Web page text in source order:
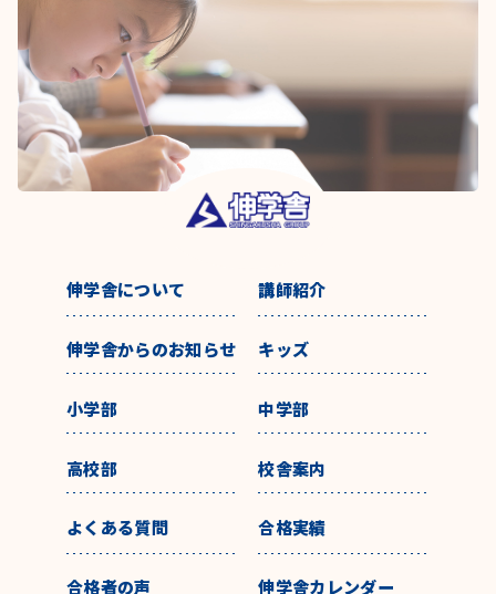
伸学舎について 講師紹介
伸学舎からのお知らせ キッズ
小学部 中学部
高校部 校舎案内
よくある質問 合格実績
合格者の声 伸学舎カレンダー